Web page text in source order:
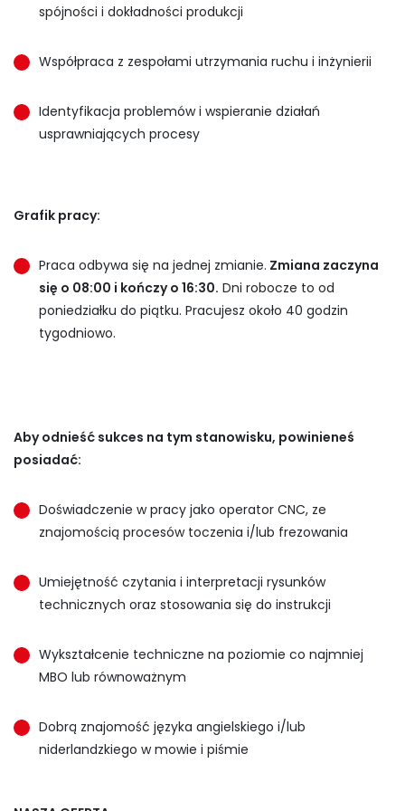
spójności i dokładności produkcji
Współpraca z zespołami utrzymania ruchu i inżynierii
Identyfikacja problemów i wspieranie działań
usprawniających procesy
Grafik pracy:
Praca odbywa się na jednej zmianie. Zmiana zaczyna
się o 08:00 i kończy o 16:30. Dni robocze to od
poniedziałku do piątku. Pracujesz około 40 godzin
tygodniowo.
Aby odnieść sukces na tym stanowisku, powinieneś
posiadać:
Doświadczenie w pracy jako operator CNC, ze
znajomością procesów toczenia i/lub frezowania
Umiejętność czytania i interpretacji rysunków
technicznych oraz stosowania się do instrukcji
Wykształcenie techniczne na poziomie co najmniej
MBO lub równoważnym
Dobrą znajomość języka angielskiego i/lub
niderlandzkiego w mowie i piśmie